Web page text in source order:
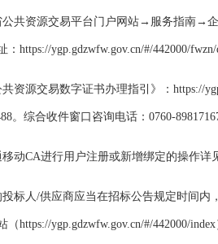
公共资源交易平台门户网站→服务指南→
https://ygp.gdzwfw.gov.cn/#/442000/fwzn/
共资源交易数字证书办理指引》：https://
。综合收件窗口咨询电话：0760-
移动CA进行用户注册或新增绑定的操作
标人/供应商应当在招标公告规定时间
（https://ygp.gdzwfw.gov.cn/#/442000/